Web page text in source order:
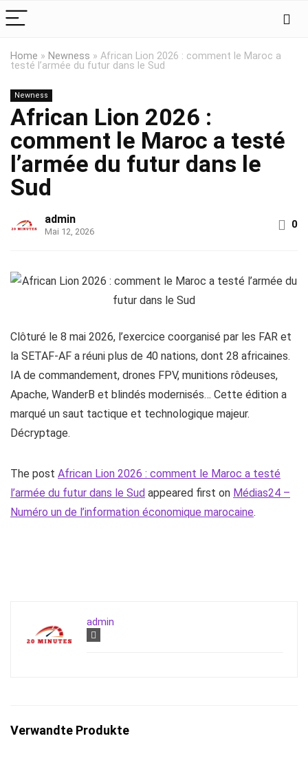
Home » Newness » African Lion 2026 : comment le Maroc a
testé l’armée du futur dans le Sud
Newness
African Lion 2026 :
comment le Maroc a testé
l’armée du futur dans le
Sud
admin
Mai 12, 2026
0
Clôturé le 8 mai 2026, l’exercice coorganisé par les FAR et
la SETAF-AF a réuni plus de 40 nations, dont 28 africaines.
IA de commandement, drones FPV, munitions rôdeuses,
Apache, WanderB et blindés modernisés… Cette édition a
marqué un saut tactique et technologique majeur.
Décryptage.
The post African Lion 2026 : comment le Maroc a testé
l’armée du futur dans le Sud appeared first on Médias24 –
Numéro un de l’information économique marocaine.
admin
Verwandte Produkte